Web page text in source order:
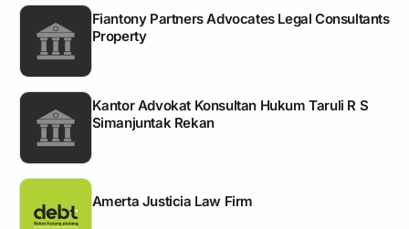
Fiantony Partners Advocates Legal Consultants
Property
Kantor Advokat Konsultan Hukum Taruli R S
Simanjuntak Rekan
Amerta Justicia Law Firm